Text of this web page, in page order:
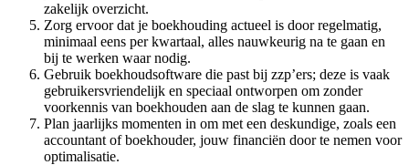
zakelijk overzicht.
Zorg ervoor dat je boekhouding actueel is door regelmatig,
minimaal eens per kwartaal, alles nauwkeurig na te gaan en
bij te werken waar nodig.
Gebruik boekhoudsoftware die past bij zzp’ers; deze is vaak
gebruikersvriendelijk en speciaal ontworpen om zonder
voorkennis van boekhouden aan de slag te kunnen gaan.
Plan jaarlijks momenten in om met een deskundige, zoals een
accountant of boekhouder, jouw financiën door te nemen voor
optimalisatie.